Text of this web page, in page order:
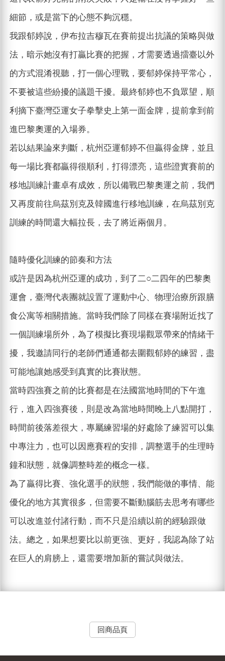
細節，或是當下的心態不夠沉穩。
我跟郁婷說，伊布拉吉穆瓦在賽前提出抗議的策略與做
法，暗示她沒有打贏比賽的把握，才需要透過擂臺以外
的方式混淆視聽，打一個心理戰，要郁婷保持平常心，
不要被這些紛擾的議題干擾。最終郁婷也不負眾望，順
利摘下臺灣亞運女子拳擊史上第一面金牌，提前拿到前
進巴黎奧運的入場券。
若以結果論來判斷，杭州亞運郁婷不但贏得金牌，並且
每一場比賽都贏得很順利，打得漂亮，這些證實賽前的
移地訓練計畫卓有成效，所以備戰巴黎奧運之前，我們
又再度前往烏茲別克及韓國進行移地訓練，在烏茲別克
訓練的時間還大幅拉長，去了將近兩個月。
隨時優化訓練的節奏和方法
或許是因為杭州亞運的成功，到了二○二四年的巴黎奧
運會，臺灣代表團就設置了運動中心、物理治療所跟膳
食公寓等相關措施。當時我們除了同樣在賽場附近找了
一個訓練場所外，為了模擬比賽現場觀眾帶來的情緒干
擾，我邀請同行的老師們通通都去圍觀郁婷的練習，盡
可能地讓她感受到真實的比賽狀態。
當時四強賽之前的比賽都是在法國當地時間的下午進
行，進入四強賽後，則是改為當地時間晚上八點開打，
時間前後落差很大，專屬練習場的好處除了練習可以集
中專注力，也可以因應賽程的安排，調整選手的生理時
鐘和狀態，就像調整時差的概念一樣。
為了贏得比賽、強化選手的狀態，我們能做的事情、能
優化的地方其實很多，但需要不斷動腦筋去思考有哪些
可以改進並付諸行動，而不只是沿續以前的經驗跟做
法。總之，如果想要比以前更強、更好，我認為除了站
在巨人的肩膀上，還需要增加新的嘗試與做法。
回商品頁